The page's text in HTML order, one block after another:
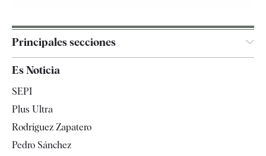
Principales secciones
Televisión
Es Noticia
SEPI
Plus Ultra
Rodríguez Zapatero
Pedro Sánchez